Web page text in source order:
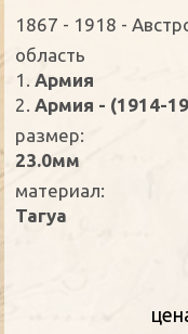
1867 - 1918 -
oбласть
1.
Армия
2. Армия - (1914-
размер:
23.0мм
материал:
Тагуа